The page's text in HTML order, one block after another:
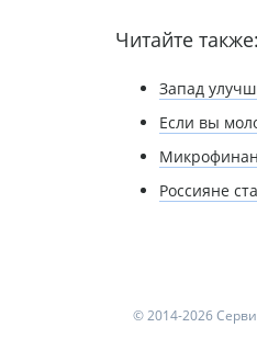
Читайте также:
Запад
Если вы
Россияне
© 2014-2026